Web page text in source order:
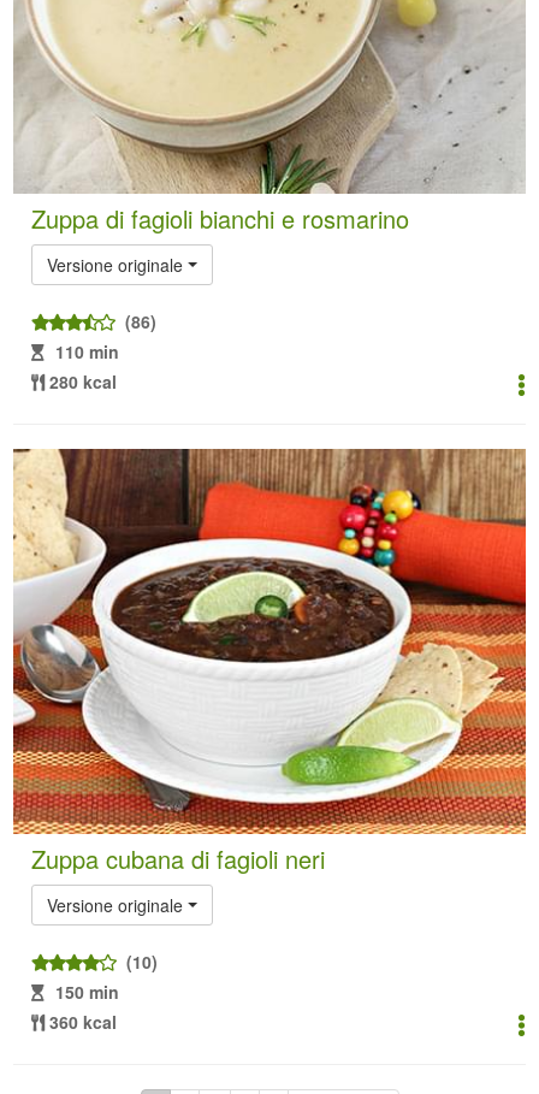
Zuppa di fagioli bianchi e rosmarino
Versione originale
(86)
110 min
280 kcal
Zuppa cubana di fagioli neri
Versione originale
(10)
150 min
360 kcal